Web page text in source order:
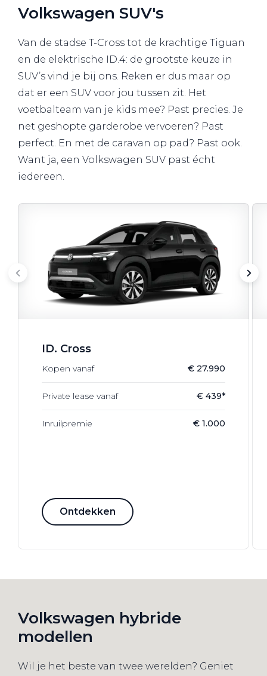
Volkswagen SUV's
Van de stadse T-Cross tot de krachtige Tiguan
en de elektrische ID.4: de grootste keuze in
SUV’s vind je bij ons. Reken er dus maar op
dat er een SUV voor jou tussen zit. Het
voetbalteam van je kids mee? Past precies. Je
net geshopte garderobe vervoeren? Past
perfect. En met de caravan op pad? Past ook.
Want ja, een Volkswagen SUV past écht
iedereen.
ID. Cross
Kopen vanaf € 27.990
Private lease vanaf € 439*
Inruilpremie € 1.000
Ontdekken
Volkswagen hybride
modellen
Wil je het beste van twee werelden? Geniet